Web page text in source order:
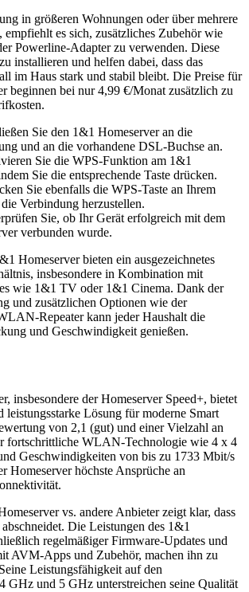
in größeren Wohnungen oder über mehrere
empfiehlt es sich, zusätzliches Zubehör wie
Powerline-Adapter zu verwenden. Diese
installieren und helfen dabei, dass das
im Haus stark und stabil bleibt. Die Preise für
beginnen bei nur 4,99 €/Monat zusätzlich zu
Sie den 1&1 Homeserver an die
und an die vorhandene DSL-Buchse an.
Sie die WPS-Funktion am 1&1
Sie die entsprechende Taste drücken.
Sie ebenfalls die WPS-Taste an Ihrem
Verbindung herzustellen.
Sie, ob Ihr Gerät erfolgreich mit dem
verbunden wurde.
Homeserver bieten ein ausgezeichnetes
insbesondere in Kombination mit
wie 1&1 TV oder 1&1 Cinema. Dank der
und zusätzlichen Optionen wie der
Repeater kann jeder Haushalt die
und Geschwindigkeit genießen.
insbesondere der Homeserver Speed+, bietet
leistungsstarke Lösung für moderne Smart
von 2,1 (gut) und einer Vielzahl an
fortschrittliche WLAN-Technologie wie 4 x 4
Geschwindigkeiten von bis zu 1733 Mbit/s
Homeserver höchste Ansprüche an
vs. andere Anbieter zeigt klar, dass
Die Leistungen des 1&1
regelmäßiger Firmware-Updates und
AVM-Apps und Zubehör, machen ihn zu
Leistungsfähigkeit auf den
GHz und 5 GHz unterstreichen seine Qualität